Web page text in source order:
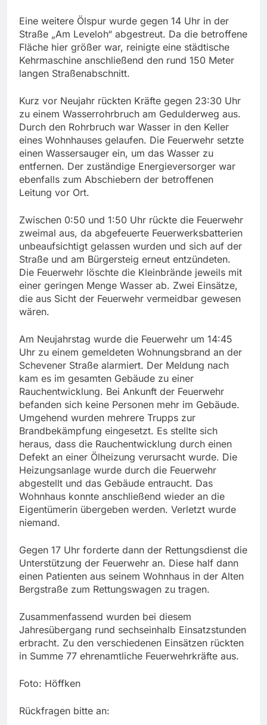
Eine weitere Ölspur wurde gegen 14 Uhr in der
Straße „Am Leveloh“ abgestreut. Da die betroffene
Fläche hier größer war, reinigte eine städtische
Kehrmaschine anschließend den rund 150 Meter
langen Straßenabschnitt.
Kurz vor Neujahr rückten Kräfte gegen 23:30 Uhr
zu einem Wasserrohrbruch am Gedulderweg aus.
Durch den Rohrbruch war Wasser in den Keller
eines Wohnhauses gelaufen. Die Feuerwehr setzte
einen Wassersauger ein, um das Wasser zu
entfernen. Der zuständige Energieversorger war
ebenfalls zum Abschiebern der betroffenen
Leitung vor Ort.
Zwischen 0:50 und 1:50 Uhr rückte die Feuerwehr
zweimal aus, da abgefeuerte Feuerwerksbatterien
unbeaufsichtigt gelassen wurden und sich auf der
Straße und am Bürgersteig erneut entzündeten.
Die Feuerwehr löschte die Kleinbrände jeweils mit
einer geringen Menge Wasser ab. Zwei Einsätze,
die aus Sicht der Feuerwehr vermeidbar gewesen
wären.
Am Neujahrstag wurde die Feuerwehr um 14:45
Uhr zu einem gemeldeten Wohnungsbrand an der
Schevener Straße alarmiert. Der Meldung nach
kam es im gesamten Gebäude zu einer
Rauchentwicklung. Bei Ankunft der Feuerwehr
befanden sich keine Personen mehr im Gebäude.
Umgehend wurden mehrere Trupps zur
Brandbekämpfung eingesetzt. Es stellte sich
heraus, dass die Rauchentwicklung durch einen
Defekt an einer Ölheizung verursacht wurde. Die
Heizungsanlage wurde durch die Feuerwehr
abgestellt und das Gebäude entraucht. Das
Wohnhaus konnte anschließend wieder an die
Eigentümerin übergeben werden. Verletzt wurde
niemand.
Gegen 17 Uhr forderte dann der Rettungsdienst die
Unterstützung der Feuerwehr an. Diese half dann
einen Patienten aus seinem Wohnhaus in der Alten
Bergstraße zum Rettungswagen zu tragen.
Zusammenfassend wurden bei diesem
Jahresübergang rund sechseinhalb Einsatzstunden
erbracht. Zu den verschiedenen Einsätzen rückten
in Summe 77 ehrenamtliche Feuerwehrkräfte aus.
Foto: Höffken
Rückfragen bitte an: